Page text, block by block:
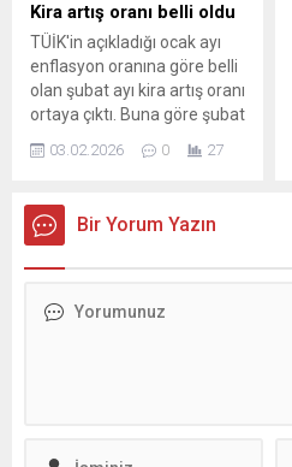
Kira artış oranı belli oldu
TÜİK'in açıkladığı ocak ayı
enflasyon oranına göre belli
olan şubat ayı kira artış oranı
ortaya çıktı. Buna göre şubat
ayında ev ve iş yerleri için
tavan kira artış oranı yüzde
03.02.2026 0 27
Bir Yorum Yazın